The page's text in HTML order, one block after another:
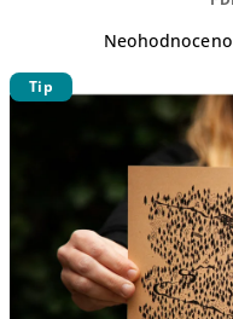
Průměrné
produktu
5
hvězdiček.
Neohodnoceno
Tip